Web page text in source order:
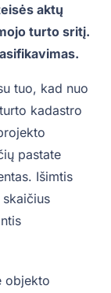
aktų
turto sritį.
tuo, kad nuo
kadastro
pastate
Išimtis
objekto